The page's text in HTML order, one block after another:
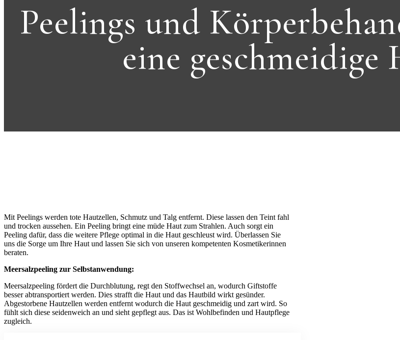
Peelings und
eine geschmeidige
Mit Peelings werden tote Hautzellen, Schmutz und Talg entfernt. Diese lassen den Teint fahl
und trocken aussehen. Ein Peeling bringt eine müde Haut zum Strahlen. Auch sorgt ein
Peeling dafür, dass die weitere Pflege optimal in die Haut geschleust wird. Überlassen Sie
uns die Sorge um Ihre Haut und lassen Sie sich von unseren kompetenten Kosmetikerinnen
beraten.
Meersalzpeeling zur Selbstanwendung:
Meersalzpeeling fördert die Durchblutung, regt den Stoffwechsel an, wodurch Giftstoffe
besser abtransportiert werden. Dies strafft die Haut und das Hautbild wirkt gesünder.
Abgestorbene Hautzellen werden entfernt wodurch die Haut geschmeidig und zart wird. So
fühlt sich diese seidenweich an und sieht gepflegt aus. Das ist Wohlbefinden und Hautpflege
zugleich.